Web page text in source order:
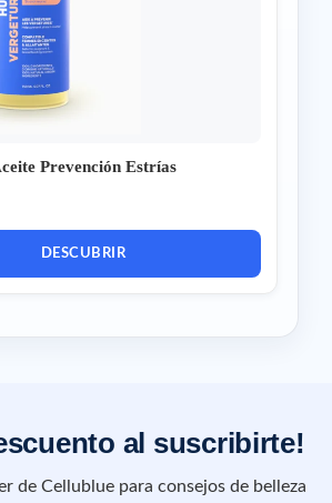
Prevención Estrías
DESCUBRIR
al suscribirte!
de Cellublue para consejos de belleza